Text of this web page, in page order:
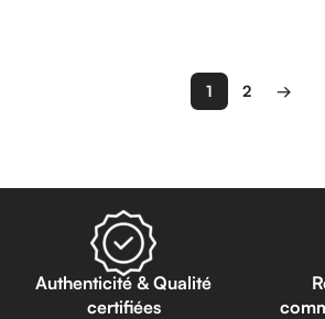
1 2 →
Authenticité & Qualité
certifiées